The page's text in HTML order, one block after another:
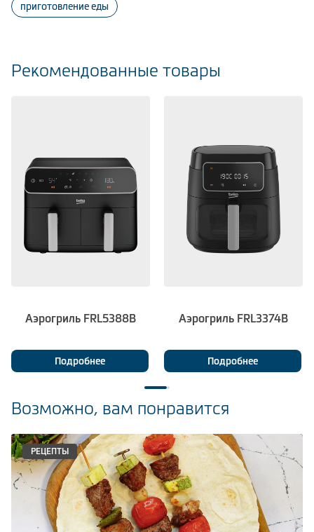
приготовление еды
Рекомендованные товары
Аэрогриль FRL5388B
Подробнее
Аэрогриль FRL3374B
Подробнее
Возможно, вам понравится
РЕЦЕПТЫ